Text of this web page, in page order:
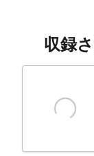
収録